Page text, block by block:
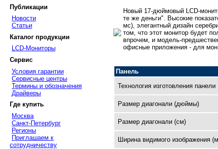
Публикации
Новости
Статьи
Каталог продукции
LCD-Мониторы
Сервис
Условия гарантии
Сервисные центры
Термины и обозначения
Драйверы
Где купить
Москва
Санкт-Петербург
Регионы
Приглашаем к
сотрудничеству
Новый 17-дюймовый LCD-
те же деньги". Высокие
мс), элегантный дизайн
том, что этот монитор будет
впрочем, и модель-
офисные приложения - для
Панель
Технология изготовления панели
Размер диагонали (дюймы)
Размер диагонали (см)
Ширина видимого изображения